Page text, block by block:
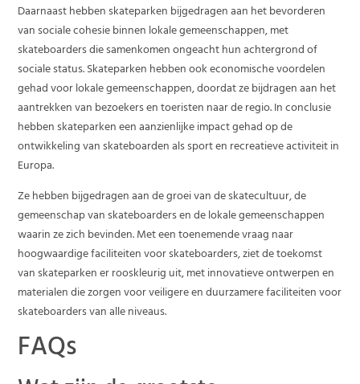
Daarnaast hebben skateparken bijgedragen aan het bevorderen
van sociale cohesie binnen lokale gemeenschappen, met
skateboarders die samenkomen ongeacht hun achtergrond of
sociale status. Skateparken hebben ook economische voordelen
gehad voor lokale gemeenschappen, doordat ze bijdragen aan het
aantrekken van bezoekers en toeristen naar de regio. In conclusie
hebben skateparken een aanzienlijke impact gehad op de
ontwikkeling van skateboarden als sport en recreatieve activiteit in
Europa.
Ze hebben bijgedragen aan de groei van de skatecultuur, de
gemeenschap van skateboarders en de lokale gemeenschappen
waarin ze zich bevinden. Met een toenemende vraag naar
hoogwaardige faciliteiten voor skateboarders, ziet de toekomst
van skateparken er rooskleurig uit, met innovatieve ontwerpen en
materialen die zorgen voor veiligere en duurzamere faciliteiten voor
skateboarders van alle niveaus.
FAQs